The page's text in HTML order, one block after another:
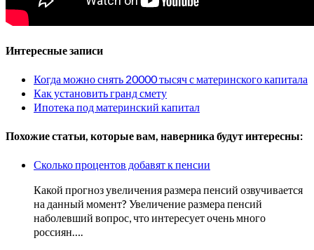
Интересные записи
Когда можно снять 20000 тысяч с материнского капитала
Как установить гранд смету
Ипотека под материнский капитал
Похожие статьи, которые вам, наверника будут интересны:
Сколько процентов добавят к пенсии
Какой прогноз увеличения размера пенсий озвучивается
на данный момент? Увеличение размера пенсий
наболевший вопрос, что интересует очень много
россиян….